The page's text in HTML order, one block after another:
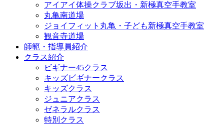
アイアイ体操クラブ坂出・新極真空手教室
丸亀南道場
ジョイフィット丸亀・子ども新極真空手教室
観音寺道場
師範・指導員紹介
クラス紹介
ビギナー45クラス
キッズビギナークラス
キッズクラス
ジュニアクラス
ゼネラルクラス
特別クラス